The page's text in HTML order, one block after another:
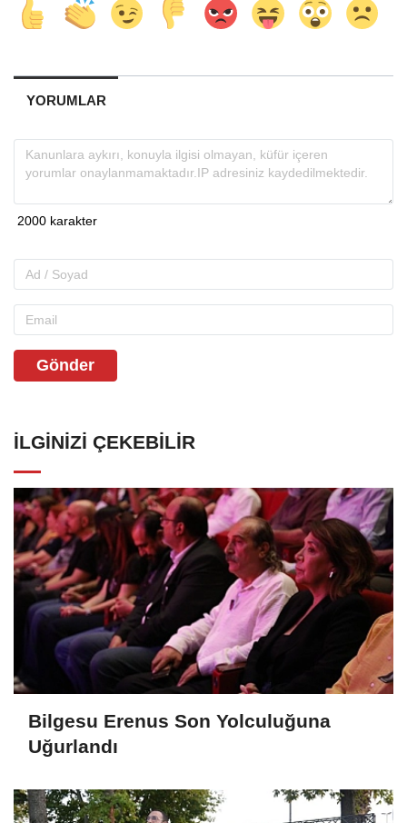
YORUMLAR
Gönder
İLGINIZI ÇEKEBILIR
Bilgesu Erenus Son Yolculuğuna
Uğurlandı